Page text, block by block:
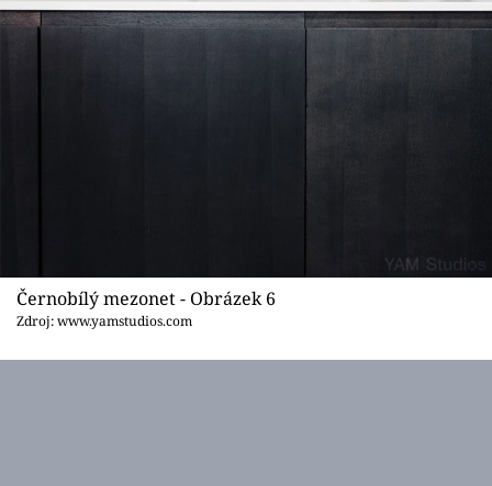
Černobílý mezonet - Obrázek 6
Zdroj: www.yamstudios.com